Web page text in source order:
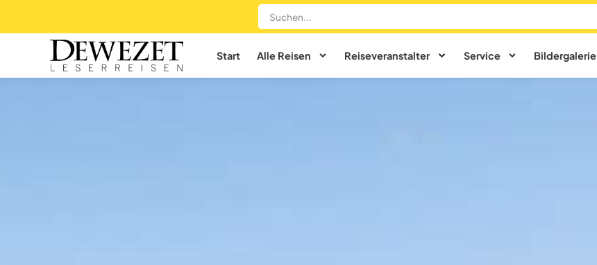
Start Alle Reisen Reiseveranstalter Service Bildergalerie